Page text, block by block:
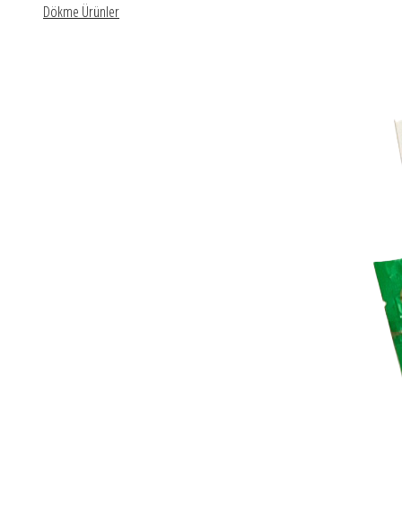
Dökme Ürünler